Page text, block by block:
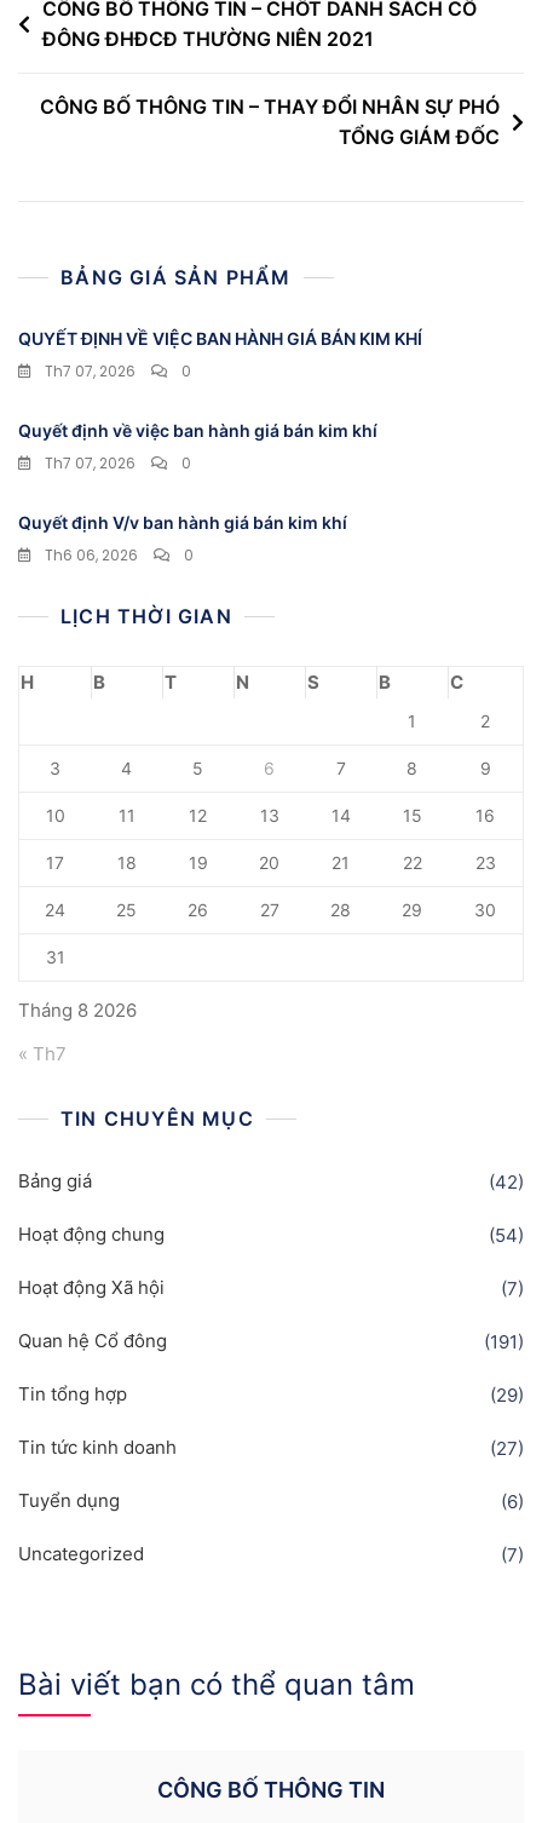
Điều
hướng
viết
CÔNG BỐ THÔNG TIN – CHỐT DANH SÁCH CỔ
ĐÔNG ĐHĐCĐ THƯỜNG NIÊN 2021
CÔNG BỐ THÔNG TIN – THAY ĐỔI NHÂN SỰ PHÓ
TỔNG GIÁM ĐỐC
BẢNG GIÁ SẢN PHẨM
QUYẾT ĐỊNH VỀ VIỆC BAN HÀNH GIÁ BÁN KIM KHÍ
Th7 07, 2026
0
Quyết định về việc ban hành giá bán kim khí
Th7 07, 2026
0
Quyết định V/v ban hành giá bán kim khí
Th6 06, 2026
0
LỊCH THỜI GIAN
Tháng 8 2026
H B T N S B C
1 2
3 4 5 6 7 8 9
10 11 12 13 14 15 16
17 18 19 20 21 22 23
24 25 26 27 28 29 30
31
« Th7
TIN CHUYÊN MỤC
Bảng giá (42)
Hoạt động chung (54)
Hoạt động Xã hội (7)
Quan hệ Cổ đông (191)
Tin tổng hợp (29)
Tin tức kinh doanh (27)
Tuyển dụng (6)
Uncategorized (7)
Bài viết bạn có thể quan tâm
CÔNG BỐ THÔNG TIN